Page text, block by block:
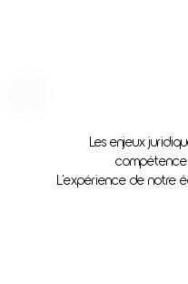
Les enjeux
compétence
L'expérience de notre